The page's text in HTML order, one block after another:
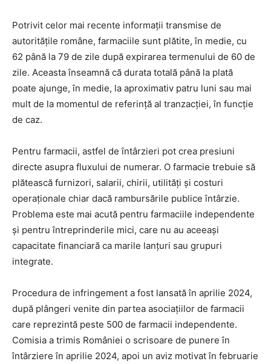
Potrivit celor mai recente informații transmise de
autoritățile române, farmaciile sunt plătite, în medie, cu
62 până la 79 de zile după expirarea termenului de 60 de
zile. Aceasta înseamnă că durata totală până la plată
poate ajunge, în medie, la aproximativ patru luni sau mai
mult de la momentul de referință al tranzacției, în funcție
de caz.
Pentru farmacii, astfel de întârzieri pot crea presiuni
directe asupra fluxului de numerar. O farmacie trebuie să
plătească furnizori, salarii, chirii, utilități și costuri
operaționale chiar dacă rambursările publice întârzie.
Problema este mai acută pentru farmaciile independente
și pentru întreprinderile mici, care nu au aceeași
capacitate financiară ca marile lanțuri sau grupuri
integrate.
Procedura de infringement a fost lansată în aprilie 2024,
după plângeri venite din partea asociațiilor de farmacii
care reprezintă peste 500 de farmacii independente.
Comisia a trimis României o scrisoare de punere în
întârziere în aprilie 2024, apoi un aviz motivat în februarie